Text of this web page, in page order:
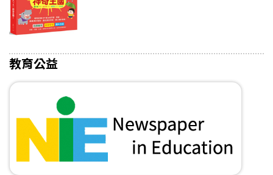
教育公益